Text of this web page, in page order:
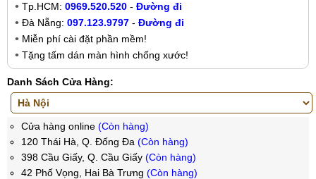
Tp.HCM: 0969.520.520 - Đường đi
Đà Nẵng: 097.123.9797 - Đường đi
Miễn phí cài đặt phần mềm!
Tặng tấm dán màn hình chống xước!
Danh Sách Cửa Hàng:
Cửa hàng online (Còn hàng)
120 Thái Hà, Q. Đống Đa (Còn hàng)
398 Cầu Giấy, Q. Cầu Giấy (Còn hàng)
42 Phố Vọng, Hai Bà Trưng (Còn hàng)